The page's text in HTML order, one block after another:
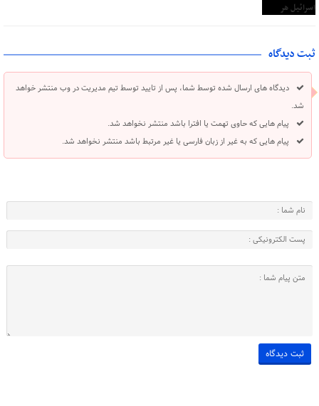
ثبت دیدگاه
دیدگاه های ارسال شده توسط شما، پس از تایید توسط تیم مدیریت در وب منتشر خواهد
شد.
پیام هایی که حاوی تهمت یا افترا باشد منتشر نخواهد شد.
پیام هایی که به غیر از زبان فارسی یا غیر مرتبط باشد منتشر نخواهد شد.